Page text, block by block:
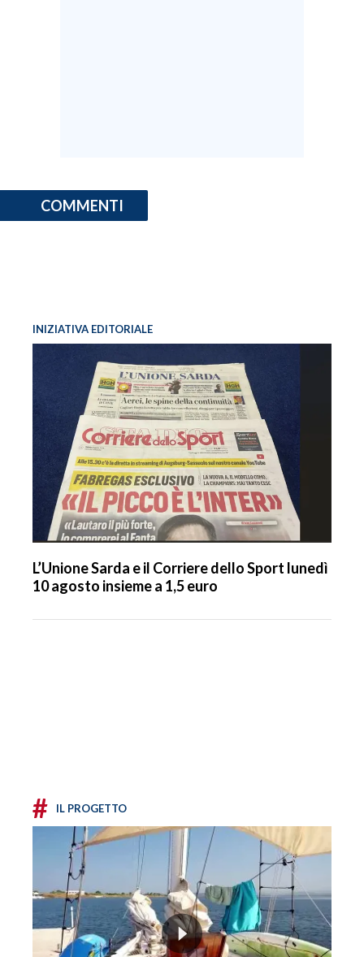
COMMENTI
INIZIATIVA EDITORIALE
L’Unione Sarda e il Corriere dello Sport lunedì
10 agosto insieme a 1,5 euro
# IL PROGETTO